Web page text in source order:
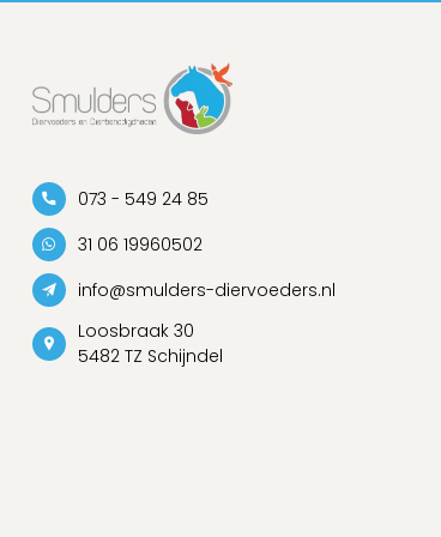
073 - 549 24 85
31 06 19960502
info@smulders-diervoeders.nl
Loosbraak 30
5482 TZ Schijndel